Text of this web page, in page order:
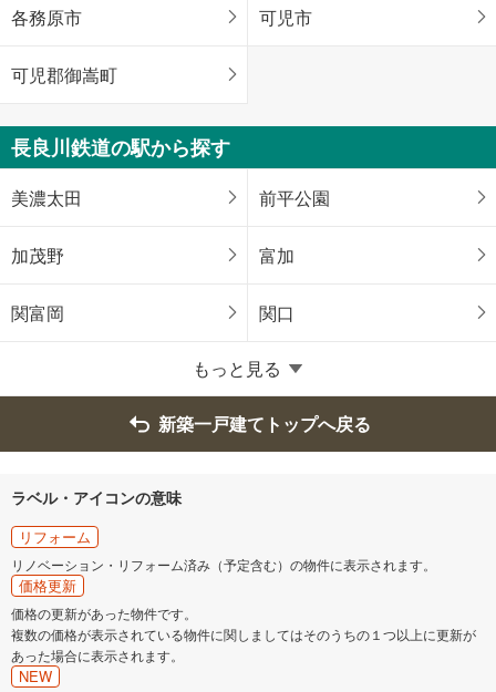
各務原市 可児市
可児郡御嵩町
長良川鉄道の駅から探す
美濃太田 前平公園
加茂野 富加
関富岡 関口
もっと見る
新築一戸建てトップへ戻る
ラベル・アイコンの意味
リフォーム
リノベーション・リフォーム済み（予定含む）の物件に表示されます。
価格更新
価格の更新があった物件です。
複数の価格が表示されている物件に関しましてはそのうちの１つ以上に更新が
あった場合に表示されます。
NEW